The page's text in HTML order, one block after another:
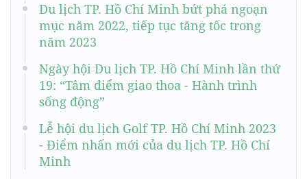
Du lịch TP. Hồ Chí Minh bứt phá ngoạn
mục năm 2022, tiếp tục tăng tốc trong
năm 2023
Ngày hội Du lịch TP. Hồ Chí Minh lần thứ
19: “Tâm điểm giao thoa - Hành trình
sống động”
Lễ hội du lịch Golf TP. Hồ Chí Minh 2023
- Điểm nhấn mới của du lịch TP. Hồ Chí
Minh